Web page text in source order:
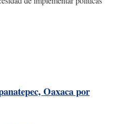
Oaxaca por